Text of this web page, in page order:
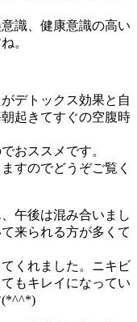
識、健康意識の高い
。
デトックス効果と自
起きてすぐの空腹時
おススメです。
すのでどうぞご覧く
午後は混み合いまし
来られる方が多くて
くれました。ニキビ
もキレイになってい
(*^^*)